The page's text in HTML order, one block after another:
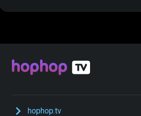
hophop.tv